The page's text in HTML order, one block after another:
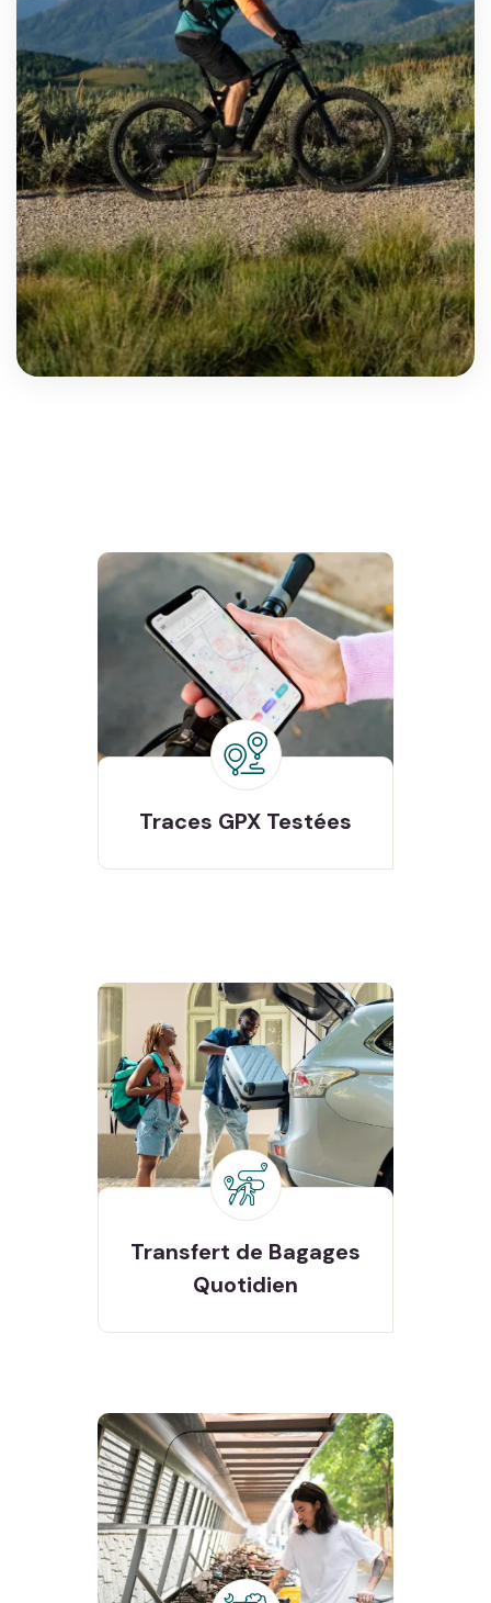
Traces GPX Testées
Traces GPX
Transfert de Bagages
Quotidien
Transfert de
Bagages
Quotidien